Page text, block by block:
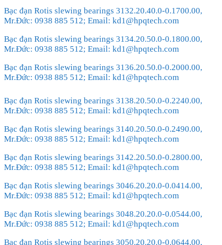
Bạc đạn Rotis slewing bearings 3132.20.40.0-0.1700.00,
Mr.Đức: 0938 885 512; Email: kd1@hpqtech.com
Bạc đạn Rotis slewing bearings 3134.20.50.0-0.1800.00,
Mr.Đức: 0938 885 512; Email: kd1@hpqtech.com
Bạc đạn Rotis slewing bearings 3136.20.50.0-0.2000.00,
Mr.Đức: 0938 885 512; Email: kd1@hpqtech.com
Bạc đạn Rotis slewing bearings 3138.20.50.0-0.2240.00,
Mr.Đức: 0938 885 512; Email: kd1@hpqtech.com
Bạc đạn Rotis slewing bearings 3140.20.50.0-0.2490.00,
Mr.Đức: 0938 885 512; Email: kd1@hpqtech.com
Bạc đạn Rotis slewing bearings 3142.20.50.0-0.2800.00,
Mr.Đức: 0938 885 512; Email: kd1@hpqtech.com
Bạc đạn Rotis slewing bearings 3046.20.20.0-0.0414.00,
Mr.Đức: 0938 885 512; Email: kd1@hpqtech.com
Bạc đạn Rotis slewing bearings 3048.20.20.0-0.0544.00,
Mr.Đức: 0938 885 512; Email: kd1@hpqtech.com
Bạc đạn Rotis slewing bearings 3050.20.20.0-0.0644.00,